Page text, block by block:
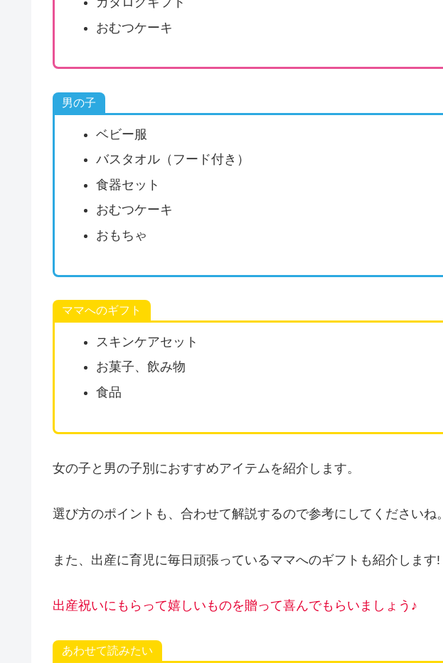
おむつケーキ
男の子
ベビー服
バスタオル（フード付き）
食器セット
おむつケーキ
おもちゃ
ママへのギフト
スキンケアセット
お菓子、飲み物
食品
女の子と男の子別におすすめアイテムを紹介します。
選び方のポイントも、合わせて解説するので参考にしてくださいね。
また、出産に育児に毎日頑張っているママへのギフトも紹介します!
出産祝いにもらって嬉しいものを贈って喜んでもらい ましょう♪
あわせて読みたい